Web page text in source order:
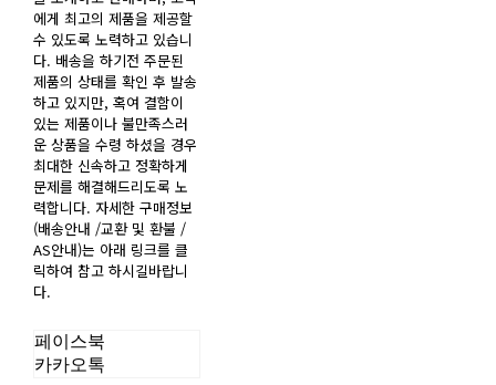
에게 최고의 제품을 제공할
수 있도록 노력하고 있습니
다. 배송을 하기전 주문된
제품의 상태를 확인 후 발송
하고 있지만, 혹여 결함이
있는 제품이나 불만족스러
운 상품을 수령 하셨을 경우
최대한 신속하고 정확하게
문제를 해결해드리도록 노
력합니다. 자세한 구매정보
(배송안내 /교환 및 환불 /
AS안내)는 아래 링크를 클
릭하여 참고 하시길바랍니
다.
페이스북
카카오톡